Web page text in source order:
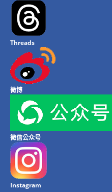
Threads
微博
微信公众号
Instagram